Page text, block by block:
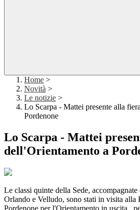
Home >
Novità >
Le notizie >
Lo Scarpa - Mattei presente alla
Pordenone
Lo Scarpa - Mattei
dell'Orientamento a
Le classi quinte della Sede,
Orlando e Velludo, sono stati in visita alla